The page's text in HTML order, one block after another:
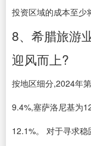
投资区域的成本至少
8、希腊旅游
迎风而上?
按地区细分,2024年
9.4%,塞萨洛尼基为
12.1%。 对于寻求